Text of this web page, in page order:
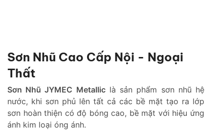
Sơn Nhũ Cao Cấp Nội - Ngoại
Thất
Sơn Nhũ JYMEC Metalliclà sản phẩm sơn nhũ hệ
nước, khi sơn phủ lên tất cả các bề mặt tạo ra lớp
sơn hoàn thiện có độ bóng cao, bề mặt với hiệu ứng
ánh kim loại óng ánh.